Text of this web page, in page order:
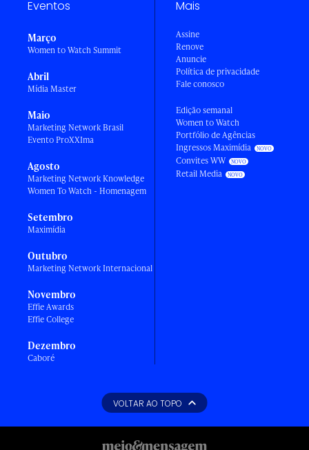
Eventos
Março
Women to Watch Summit
Abril
Mídia Master
Maio
Marketing Network Brasil
Evento ProXXIma
Agosto
Marketing Network Knowledge
Women To Watch - Homenagem
Setembro
Maximídia
Outubro
Marketing Network Internacional
Novembro
Effie Awards
Effie College
Dezembro
Caboré
Mais
Assine
Renove
Anuncie
Política de privacidade
Fale conosco
Edição semanal
Women to Watch
Portfólio de Agências
Ingressos Maximídia
Convites WW
Retail Media
VOLTAR AO TOPO